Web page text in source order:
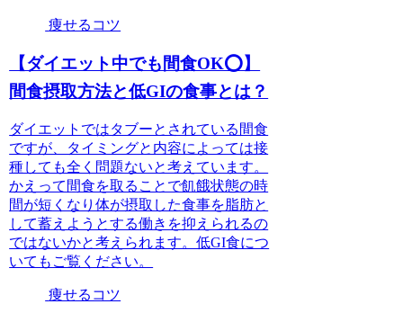
痩せるコツ
【ダイエット中でも間食OK⭕️】
間食摂取方法と低GIの食事とは？
ダイエットではタブーとされている間食
ですが、タイミングと内容によっては接
種しても全く問題ないと考えています。
かえって間食を取ることで飢餓状態の時
間が短くなり体が摂取した食事を脂肪と
して蓄えようとする働きを抑えられるの
ではないかと考えられます。低GI食につ
いてもご覧ください。
痩せるコツ